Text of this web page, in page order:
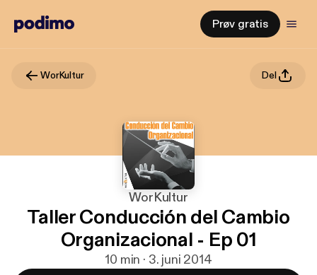
Prøv gratis
WorKultur Del
WorKultur
Taller Conducción del Cambio
Organizacional - Ep 01
10 min · 3. juni 2014